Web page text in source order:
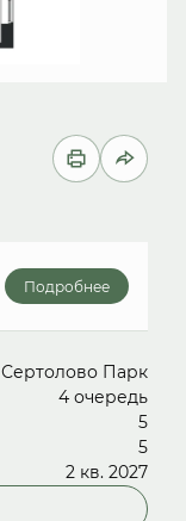
Подробнее
Сертолово Парк
4 очередь
5
5
2 кв. 2027